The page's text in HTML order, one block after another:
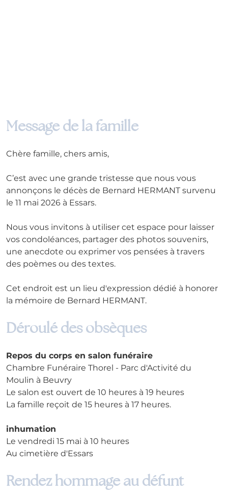
Message de la famille
Chère famille, chers amis,
C’est avec une grande tristesse que nous vous
annonçons le décès de Bernard HERMANT survenu
le 11 mai 2026 à Essars.
Nous vous invitons à utiliser cet espace pour laisser
vos condoléances, partager des photos souvenirs,
une anecdote ou exprimer vos pensées à travers
des poèmes ou des textes.
Cet endroit est un lieu d'expression dédié à honorer
la mémoire de Bernard HERMANT.
Déroulé des obsèques
Repos du corps en salon funéraire
Chambre Funéraire Thorel - Parc d'Activité du
Moulin à Beuvry
Le salon est ouvert de 10 heures à 19 heures
La famille reçoit de 15 heures à 17 heures.
inhumation
Le vendredi 15 mai à 10 heures
Au cimetière d'Essars
Rendez hommage au défunt